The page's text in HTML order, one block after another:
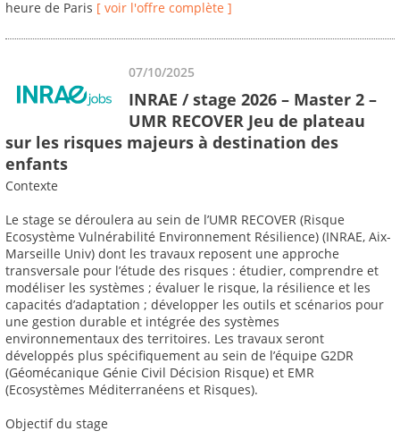
heure de Paris [ voir l'offre complète ]
07/10/2025
INRAE / stage 2026 – Master 2 –
UMR RECOVER Jeu de plateau
sur les risques majeurs à destination des
enfants
Contexte
Le stage se déroulera au sein de l’UMR RECOVER (Risque
Ecosystème Vulnérabilité Environnement Résilience) (INRAE, Aix-
Marseille Univ) dont les travaux reposent une approche
transversale pour l’étude des risques : étudier, comprendre et
modéliser les systèmes ; évaluer le risque, la résilience et les
capacités d’adaptation ; développer les outils et scénarios pour
une gestion durable et intégrée des systèmes
environnementaux des territoires. Les travaux seront
développés plus spécifiquement au sein de l’équipe G2DR
(Géomécanique Génie Civil Décision Risque) et EMR
(Ecosystèmes Méditerranéens et Risques).
Objectif du stage